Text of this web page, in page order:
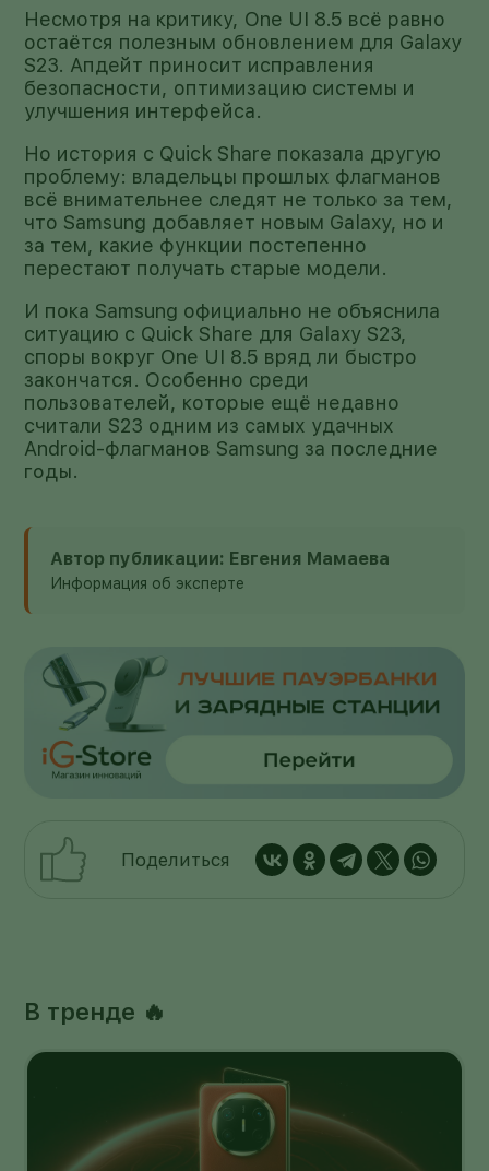
Несмотря на критику, One UI 8.5 всё равно
остаётся полезным обновлением для Galaxy
S23. Апдейт приносит исправления
безопасности, оптимизацию системы и
улучшения интерфейса.
Но история с Quick Share показала другую
проблему: владельцы прошлых флагманов
всё внимательнее следят не только за тем,
что Samsung добавляет новым Galaxy, но и
за тем, какие функции постепенно
перестают получать старые модели.
И пока Samsung официально не объяснила
ситуацию с Quick Share для Galaxy S23,
споры вокруг One UI 8.5 вряд ли быстро
закончатся. Особенно среди
пользователей, которые ещё недавно
считали S23 одним из самых удачных
Android-флагманов Samsung за последние
годы.
Автор публикации: Евгения Мамаева
Информация об эксперте
Поделиться
В тренде 🔥